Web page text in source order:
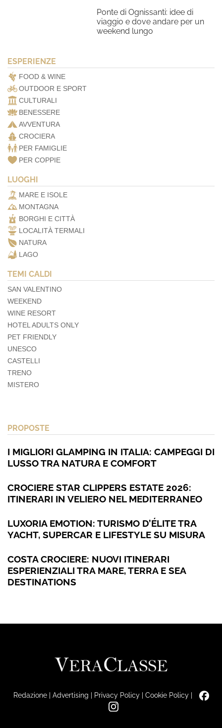
Ponte di Ognissanti: idee di
viaggio e dove andare per un
weekend lungo
ESPERIENZE
FOOD & WINE
OUTDOOR E SPORT
CULTURALI
BENESSERE
AVVENTURA
CROCIERA
PER FAMIGLIE
PER COPPIE
LUOGHI
MARE E ISOLE
MONTAGNA
BORGHI E CITTÀ
LOCALITÀ TERMALI
NATURA
LAGO
TEMI CALDI
SAN VALENTINO
WEEKEND
WINE RESORT
HOTEL ADULTS ONLY
PET FRIENDLY
UNESCO
CASTELLI
TRENO
MISTERO
PROPOSTE
I MIGLIORI GLAMPING IN ITALIA: CAMPEGGI DI
LUSSO TRA NATURA E COMFORT
CROCIERE STAR CLIPPERS ESTATE 2026:
ITINERARI IN VELIERO NEL MEDITERRANEO
LUXORIA EMOTION: TURISMO D’ÉLITE TRA
YACHT, SUPERCAR E LIFESTYLE SU MISURA
COSTA CROCIERE: NUOVI ITINERARI
ESPERIENZIALI TRA MARE, TERRA E SEA
DESTINATIONS
Redazione| Advertising | Privacy Policy| Cookie Policy|